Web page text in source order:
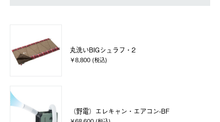
丸洗いBIGシュラフ・2
￥8,800 (税込)
（野電）エレキャン・エアコン-BF